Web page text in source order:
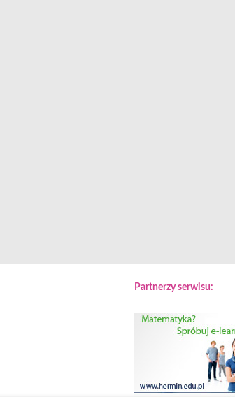
Partnerzy serwisu: